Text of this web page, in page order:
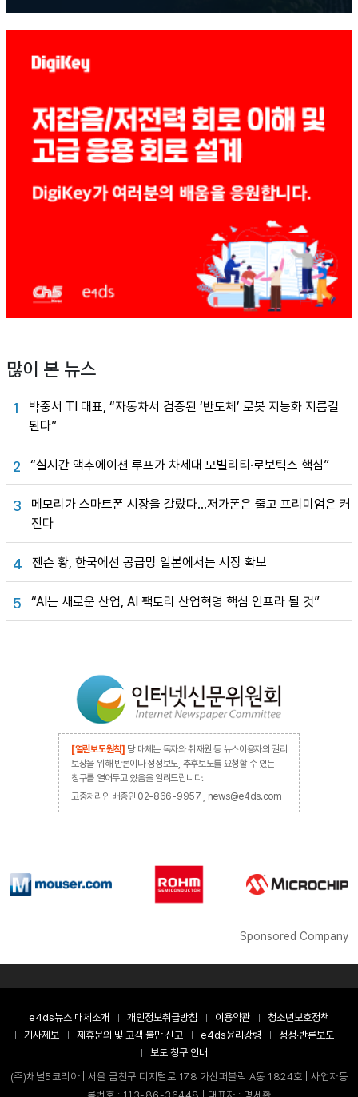
많이 본 뉴스
1
박중서 TI 대표, “자동차서 검증된 ‘반도체’ 로봇 지능화 지름길
된다”
2 “실시간 액추에이션 루프가 차세대 모빌리티·로보틱스 핵심”
3
메모리가 스마트폰 시장을 갈랐다…저가폰은 줄고 프리미엄은 커
진다
4 젠슨 황, 한국에선 공급망 일본에서는 시장 확보
5 “AI는 새로운 산업, AI 팩토리 산업혁명 핵심 인프라 될 것”
[열린보도원칙] 당 매체는 독자와 취재원 등 뉴스이용자의 권리
보장을 위해 반론이나 정정보도, 추후보도를 요청할 수 있는
창구를 열어두고 있음을 알려드립니다.
고충처리인 배종인 02-866-9957 , news@e4ds.com
Sponsored Company
e4ds뉴스 매체소개 개인정보취급방침 이용약관
청소년보호정책
기사제보
제휴문의 및 고객 불만 신고 e4ds윤리강령
정정·반론보도
보도 청구 안내
(주)채널5코리아 | 서울 금천구 디지털로 178 가산퍼블릭 A동 1824호 | 사업자등